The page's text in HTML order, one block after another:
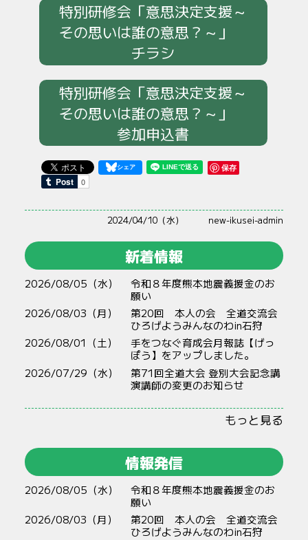
特別研修会「意思決定支援～
その思いは誰の意思？～」
チラシ
特別研修会「意思決定支援～
その思いは誰の意思？～」
参加申込書
保存
2024/04/10（水） new-ikusei-admin
新着情報
2026/08/05（水）
令和８年度熊本地震義援金のお
願い
2026/08/03（月）
第20回 本人の会 全道交流会
ひろげようみんなのわin石狩
2026/08/01（土）
手をつなぐ育成会月報誌【げっ
ぽう】をアップしました。
2026/07/29（水）
第71回全道大会 登別大会記念講
演講師の変更のお知らせ
もっと見る
情報発信
2026/08/05（水）
令和８年度熊本地震義援金のお
願い
2026/08/03（月）
第20回 本人の会 全道交流会
ひろげようみんなのわin石狩